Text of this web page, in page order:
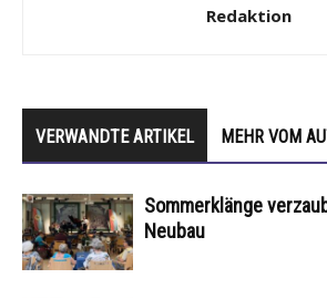
Redaktion
VERWANDTE ARTIKEL MEHR VOM
Sommerklänge
Neubau